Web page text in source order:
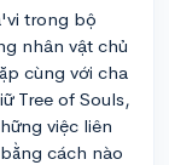
trong bộ
nhân vật chủ
cùng với cha
Tree of Souls,
việc liên
cách nào